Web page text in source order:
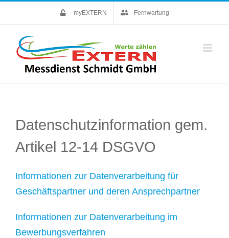
to
content
myEXTERN Fernwartung
Datenschutzinformation gem.
Artikel 12-14 DSGVO
Informationen zur Datenverarbeitung für
Geschäftspartner und deren Ansprechpartner
Informationen zur Datenverarbeitung im
Bewerbungsverfahren